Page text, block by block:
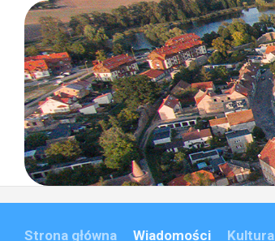
content
Strona główna Wiadomości Kultura